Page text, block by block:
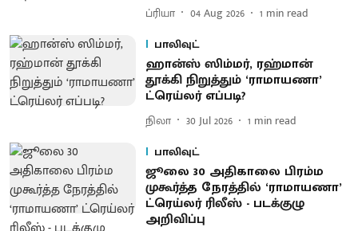
ப்ரியா 04 Aug 2026 1 min read
பாலிவுட்
ஹான்ஸ் ஸிம்மர், ரஹ்மான்
தூக்கி நிறுத்தும் ‘ராமாயணா’
ட்ரெய்லர் எப்படி?
நிலா 30 Jul 2026 1 min read
பாலிவுட்
ஜூலை 30 அதிகாலை பிரம்ம
முகூர்த்த நேரத்தில் ‘ராமாயணா’
ட்ரெய்லர் ரிலீஸ் - படக்குழு
அறிவிப்பு